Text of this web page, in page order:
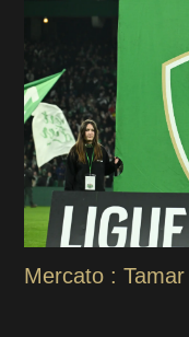
Mercato :